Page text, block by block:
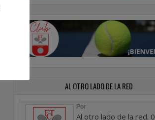
AL OTRO LADO DE LA RED